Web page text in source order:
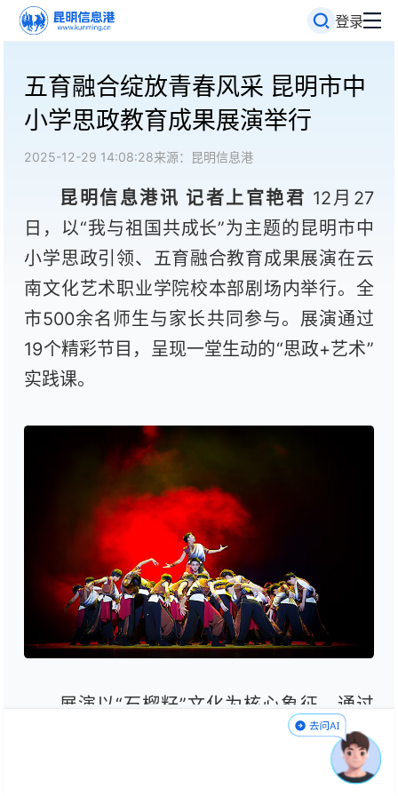
登录
五育融合绽放青春风采 昆明市中
小学思政教育成果展演举行
2025-12-29 14:08:28来源：昆明信息港
昆明信息港讯 记者上官艳君 12月27
日，以“我与祖国共成长”为主题的昆明市中
小学思政引领、五育融合教育成果展演在云
南文化艺术职业学院校本部剧场内举行。全
市500余名师生与家长共同参与。展演通过
19个精彩节目，呈现一堂生动的“思政+艺术”
实践课。
展演以“石榴籽”文化为核心象征，通过
“筑梦启航、幼苗成长、民族希望、祖国未
来” 四大篇章，将思政教育与艺术表演深度